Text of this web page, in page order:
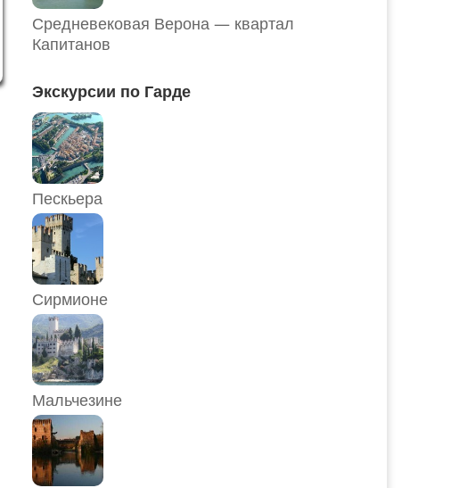
Средневековая Верона — квартал
Капитанов
Экскурсии по Гарде
Пескьера
Сирмионе
Мальчезине